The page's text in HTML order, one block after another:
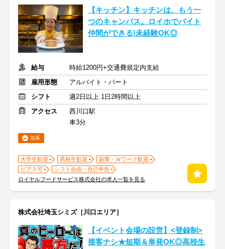
【キッチン】キッチンは、もう一
つのキャンパス。ロイホでバイト
仲間ができる!未経験OK◎
給与
時給1200円+交通費規定内支給
雇用形態
アルバイト・パート
シフト
週2日以上 1日2時間以上
アクセス
西川口駅
車3分
急募
大学生歓迎 高校生歓迎
副業・Ｗワーク歓迎
ピアス可
シフト自由・自己申告
ロイヤルフードサービス株式会社の求人一覧を見る
株式会社埼玉シミズ［川口エリア］
【イベント会場の設営】<登録制>
接客ナシ★短期＆単発OK◎高校生